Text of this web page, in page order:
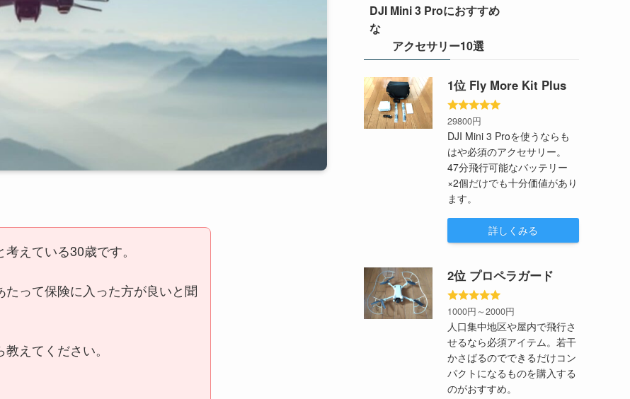
えている30歳です。
たって保険に入った方が良いと聞
えてください。
DJI Mini 3 Proにおすすめ
な
アクセサリー10選
1位 Fly More Kit Plus
29800円
DJI Mini 3 Proを使うならも
はや必須のアクセサリー。
47分飛行可能なバッテリー
×2個だけでも十分価値があり
ます。
詳しくみる
2位 プロペラガード
1000円～2000円
人口集中地区や屋内で飛行さ
せるなら必須アイテム。若干
かさばるのでできるだけコン
パクトになるものを購入する
のがおすすめ。